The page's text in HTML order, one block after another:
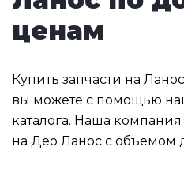
ценам
Купить запчасти на
вы можете с помощью
каталога. Наша компания
на Део Ланос с объемом